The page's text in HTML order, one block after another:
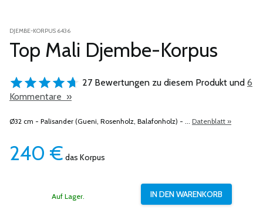
DJEMBE-KORPUS 6436
Top Mali Djembe-Korpus
27 Bewertungen zu diesem Produkt und 6
Kommentare »
Ø32 cm - Palisander (Gueni, Rosenholz, Balafonholz) - ... Datenblatt »
240 € das Korpus
Auf Lager.